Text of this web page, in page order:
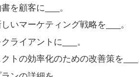
を顧客に___。
いマーケティング戦略を___。
ライアントに___。
トの効率化のための改善策を___